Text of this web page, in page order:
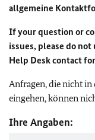
allgemeine
If your question or
issues, please do
Help Desk contact
Anfragen, die nicht in
eingehen, können
Ihre Angaben: